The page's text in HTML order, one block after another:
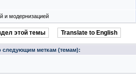
и модернизацией
этой темы Translate to English
следующим меткам (темам):